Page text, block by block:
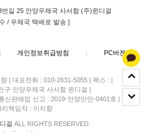
길 25 안양우체국 사서함 (주)윈디걸
/ 우체국 택배로 발송 ]
| 개인정보취급방침 | PC버젼
| 대표전화 : 010-2631-5055 | 팩스 : |
구 안양우체국 사서함 윈디걸 |
신판매업 신고 : 2019-안양만안-0401호 |
리책임자 : 이지향
걸 ALL RIGHTS RESERVED.